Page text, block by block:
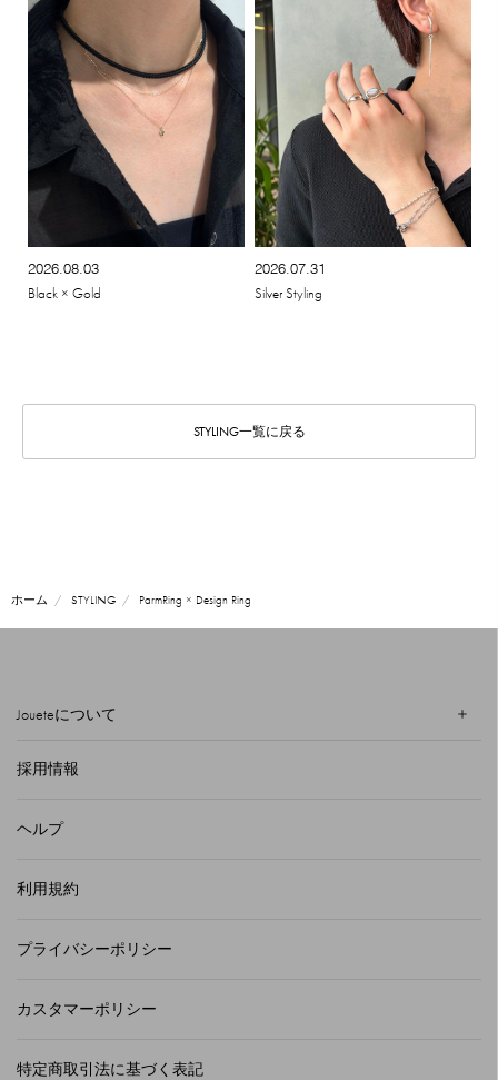
2026.08.03
Black × Gold
2026.07.31
Silver Styling
STYLING一覧に戻る
ホーム STYLING ParmRing × Design Ring
Joueteについて
採用情報
ヘルプ
利用規約
プライバシーポリシー
カスタマーポリシー
特定商取引法に基づく表記